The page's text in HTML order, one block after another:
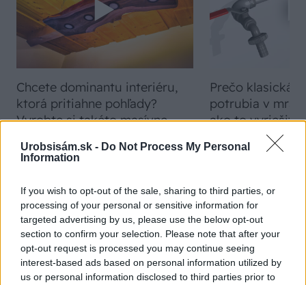
Urobsisám.sk - Do Not Process My Personal
Information
If you wish to opt-out of the sale, sharing to third parties, or
processing of your personal or sensitive information for
targeted advertising by us, please use the below opt-out
section to confirm your selection. Please note that after your
opt-out request is processed you may continue seeing
interest-based ads based on personal information utilized by
us or personal information disclosed to third parties prior to
Chcete dominantu interiéru,
ktorá pritiahne pohľady?
Vyrobte si takéto masívne
Prečo klasická
potrubia v
ako to vyriešiť
ZÁHRADA